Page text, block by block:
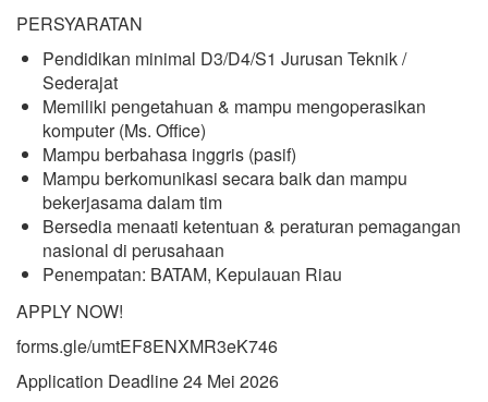
PERSYARATAN
Pendidikan minimal D3/D4/S1 Jurusan Teknik /
Sederajat
Memiliki pengetahuan & mampu mengoperasikan
komputer (Ms. Office)
Mampu berbahasa inggris (pasif)
Mampu berkomunikasi secara baik dan mampu
bekerjasama dalam tim
Bersedia menaati ketentuan & peraturan pemagangan
nasional di perusahaan
Penempatan: BATAM, Kepulauan Riau
APPLY NOW!
forms.gle/umtEF8ENXMR3eK746
Application Deadline 24 Mei 2026